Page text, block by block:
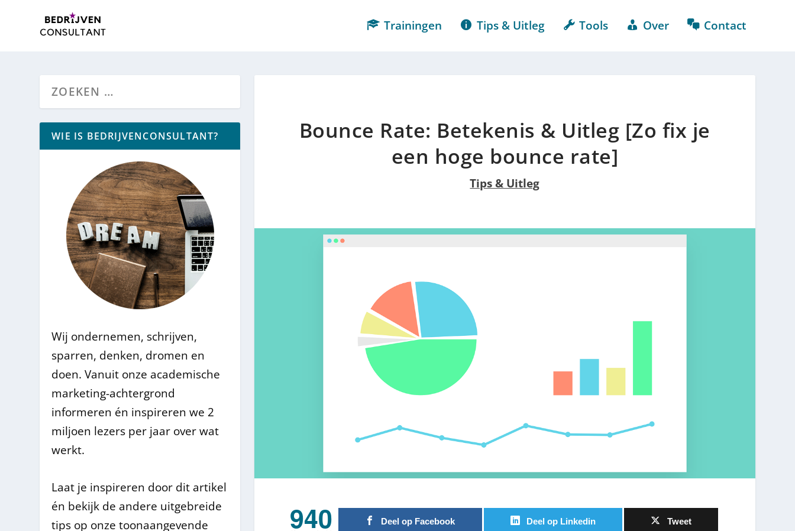
Trainingen Tips & Uitleg Tools Over Contact
Bounce Rate: Betekenis & Uitleg [Zo fix je
een hoge bounce rate]
Tips & Uitleg
940 Deel op Facebook Deel op Linkedin Tweet
WIE IS BEDRIJVENCONSULTANT?
Wij ondernemen, schrijven,
sparren, denken, dromen en
doen. Vanuit onze academische
marketing-achtergrond
informeren én inspireren we 2
miljoen lezers per jaar over wat
werkt.
Laat je inspireren door dit artikel
én bekijk de andere uitgebreide
tips op onze toonaangevende